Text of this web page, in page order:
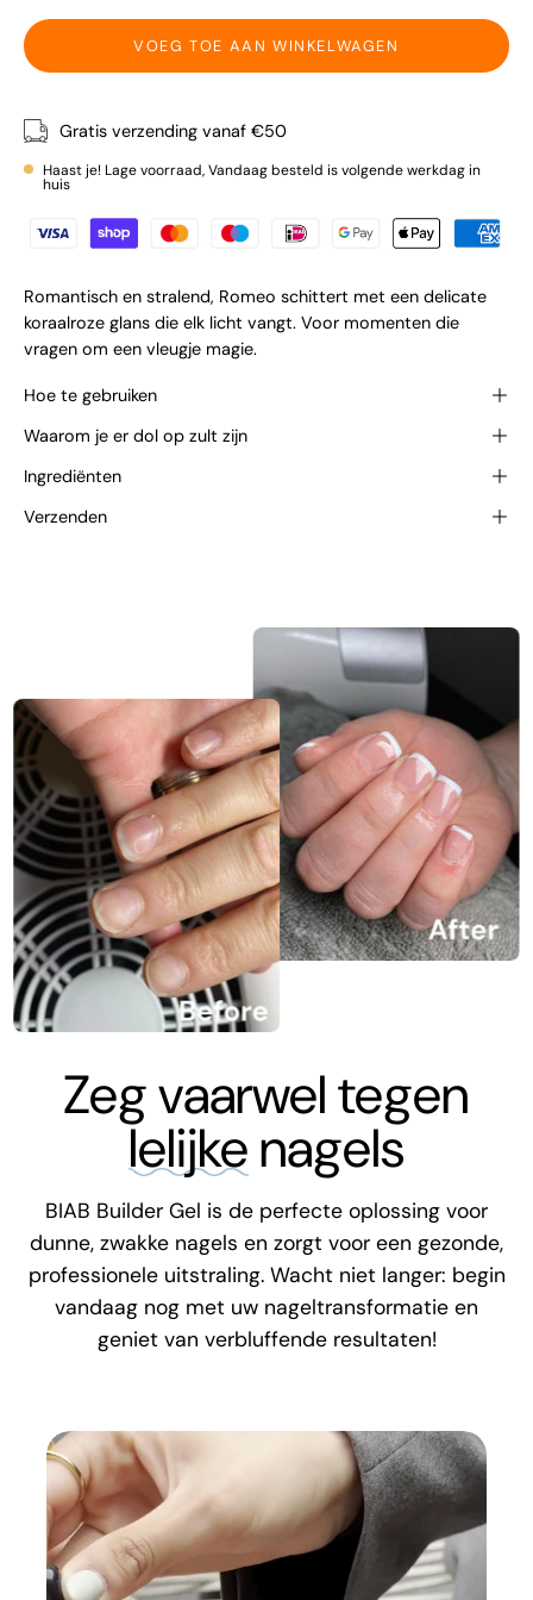
VOEG TOE AAN WINKELWAGEN
Gratis verzending vanaf €50
Haast je! Lage voorraad, Vandaag besteld is volgende werkdag in
huis
Romantisch en stralend, Romeo schittert met een delicate
koraalroze glans die elk licht vangt. Voor momenten die
vragen om een vleugje magie.
Hoe te gebruiken
Waarom je er dol op zult zijn
Ingrediënten
Verzenden
Zeg vaarwel tegen
lelijkenagels
BIAB Builder Gel is de perfecte oplossing voor
dunne, zwakke nagels en zorgt voor een gezonde,
professionele uitstraling. Wacht niet langer: begin
vandaag nog met uw nageltransformatie en
geniet van verbluffende resultaten!